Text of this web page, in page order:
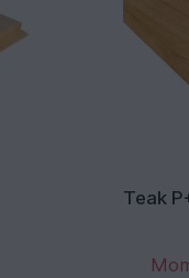
Teak